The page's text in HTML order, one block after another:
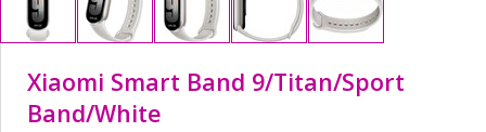
Xiaomi Smart Band 9/Titan/Sport
Band/White